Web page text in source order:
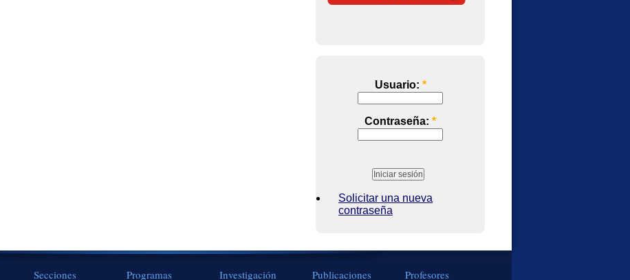
Usuario: *
Contraseña: *
Solicitar una nueva
contraseña
Secciones Programas Investigación Publicaciones Profesores